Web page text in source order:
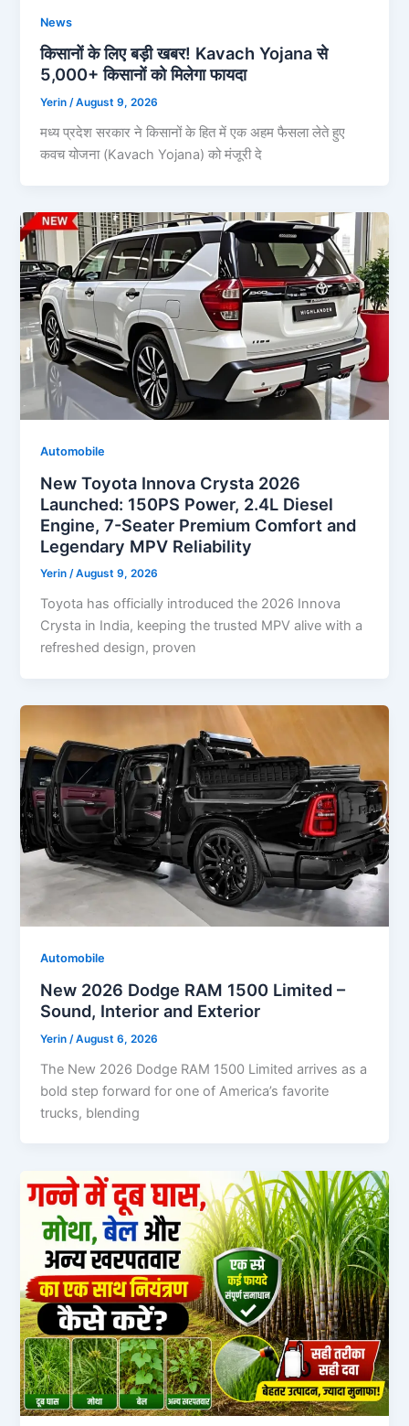
News
किसानों के लिए बड़ी खबर! Kavach Yojana से
5,000+ किसानों को मिलेगा फायदा
Yerin/August 9, 2026
मध्य प्रदेश सरकार ने किसानों के हित में एक अहम फैसला लेते हुए
कवच योजना (Kavach Yojana) को मंजूरी दे
Automobile
New Toyota Innova Crysta 2026
Launched: 150PS Power, 2.4L Diesel
Engine, 7-Seater Premium Comfort and
Legendary MPV Reliability
Yerin/August 9, 2026
Toyota has officially introduced the 2026 Innova
Crysta in India, keeping the trusted MPV alive with a
refreshed design, proven
Automobile
New 2026 Dodge RAM 1500 Limited –
Sound, Interior and Exterior
Yerin /August 6, 2026
The New 2026 Dodge RAM 1500 Limited arrives as a
bold step forward for one of America’s favorite
trucks, blending